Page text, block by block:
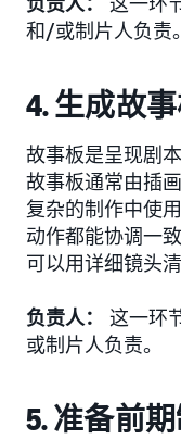
和/或制片人负责。
4. 生成故
故事板是呈现剧
故事板通常由插
复杂的制作中使
动作都能协调一
可以用详细镜头清
负责人：
这一环
或制片人负责。
5. 准备前